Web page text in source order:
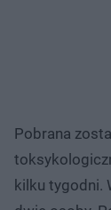
Pobrana
kilku tygodni.